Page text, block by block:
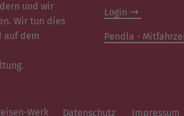
und wir
Wir tun dies
auf dem
Login
Pendla -
Werk Datenschutz Impressum